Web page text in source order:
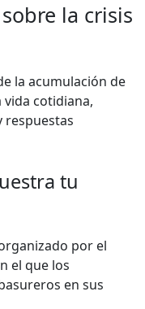
la crisis
la acumulación de
vida cotidiana,
respuestas
tu
por el
el que los
en sus